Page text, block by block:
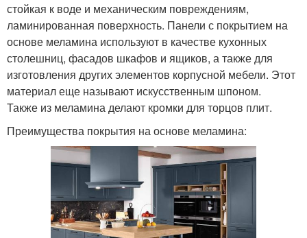
стойкая к воде и механическим повреждениям,
ламинированная поверхность. Панели с покрытием на
основе меламина используют в качестве кухонных
столешниц, фасадов шкафов и ящиков, а также для
изготовления других элементов корпусной мебели. Этот
материал еще называют искусственным шпоном.
Также из меламина делают кромки для торцов плит.
Преимущества покрытия на основе меламина: